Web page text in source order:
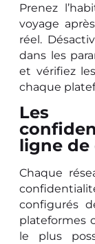
Prenez
voyage
réel.
dans les
et vérifiez
chaque
Les
ligne de
Chaque
configurés
plateformes
le plus